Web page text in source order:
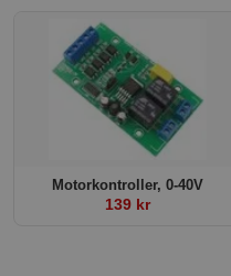
Motorkontroller, 0-40V
139 kr